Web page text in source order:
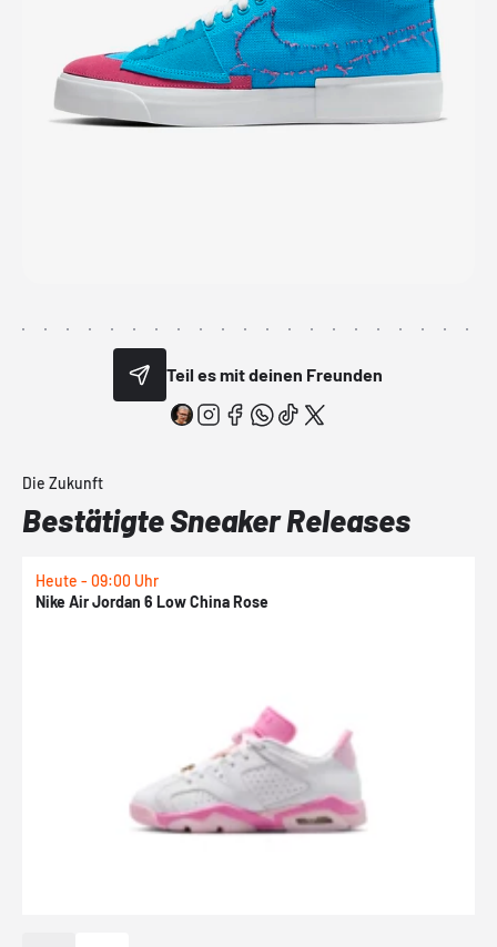
Teil es mit deinen Freunden
Die Zukunft
Bestätigte Sneaker Releases
Heute - 09:00 Uhr
Nike Air Jordan 6 Low China Rose